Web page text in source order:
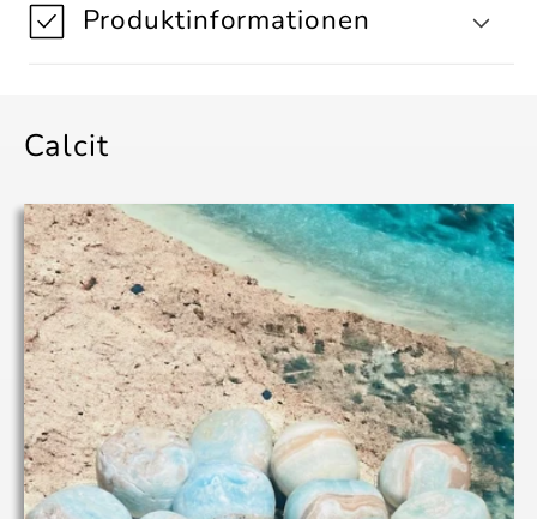
Produktinformationen
Calcit